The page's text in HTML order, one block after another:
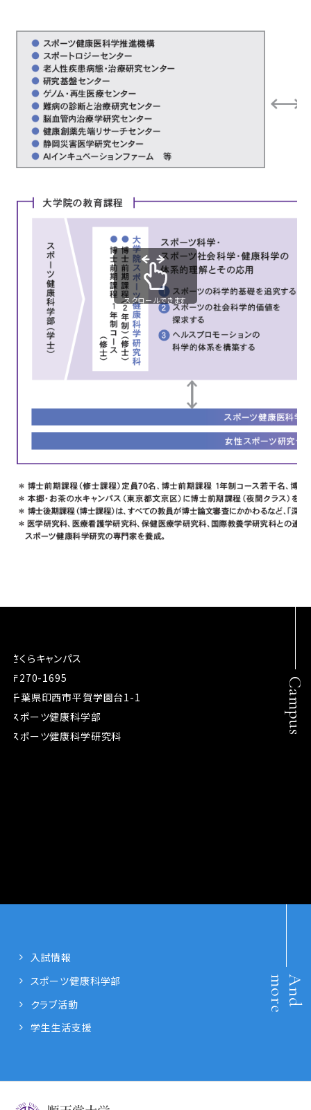
スクロールできます
Campus
さくらキャンパス
〒270-1695
千葉県印西市平賀学園台1-1
スポーツ健康科学部
スポーツ健康科学研究科
A
n
d
m
o
r
e
入試情報
スポーツ健康科学部
クラブ活動
学生生活支援